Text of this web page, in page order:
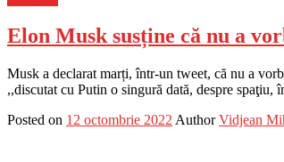
Elon Musk susține că nu a
Musk a declarat marți, într-un tweet, că nu a
,,discutat cu Putin o singură dată, despre
Posted on 12 octombrie 2022 Author Vidjean